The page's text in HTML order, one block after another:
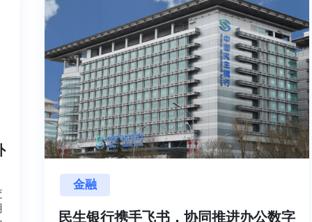
交
用
金融
民生银行携手飞书，协同推进办公数